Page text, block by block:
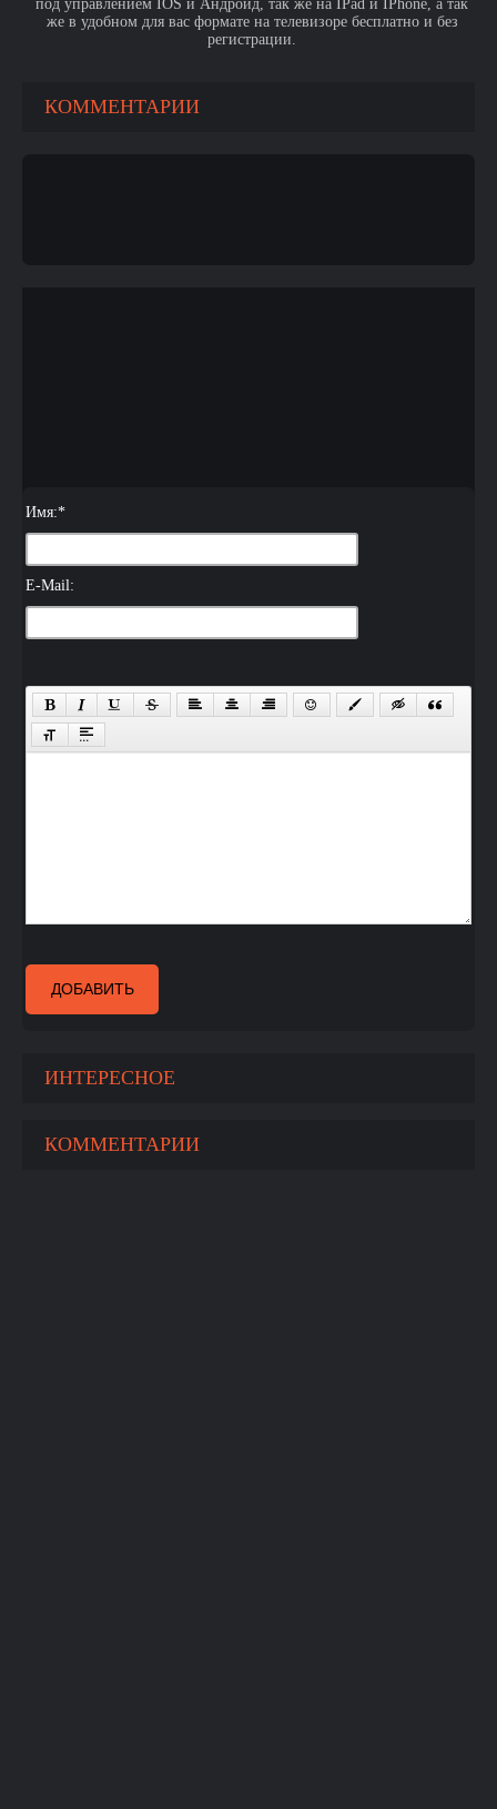
под управлением IOS и Андроид, так же на IPad и IPhone, а так
же в удобном для вас формате на телевизоре бесплатно и без
регистрации.
КОММЕНТАРИИ
Имя:*
E-Mail:
ДОБАВИТЬ
ИНТЕРЕСНОЕ
КОММЕНТАРИИ